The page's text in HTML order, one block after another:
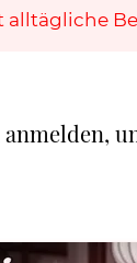
alltägliche
anmelden,